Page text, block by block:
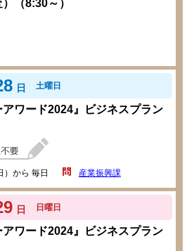
（8:30～）
日 土曜日
アワード2024』ビジネスプラン
から 毎日 産業振興課
日 日曜日
アワード2024』ビジネスプラン